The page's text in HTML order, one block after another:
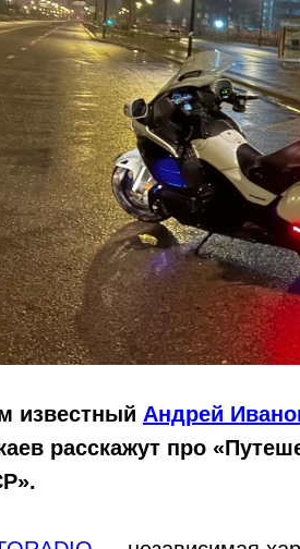
известный Андрей
расскажут про